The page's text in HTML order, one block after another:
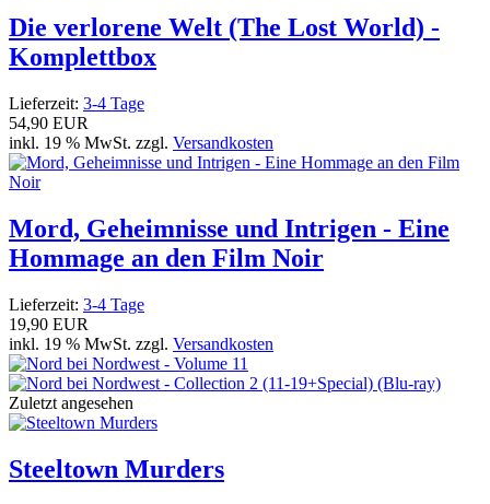
Die verlorene Welt (The Lost World) -
Komplettbox
Lieferzeit: 3-4 Tage
54,90 EUR
inkl. 19 % MwSt. zzgl. Versandkosten
Mord, Geheimnisse und Intrigen - Eine
Hommage an den Film Noir
Lieferzeit: 3-4 Tage
19,90 EUR
inkl. 19 % MwSt. zzgl. Versandkosten
Zuletzt angesehen
Steeltown Murders